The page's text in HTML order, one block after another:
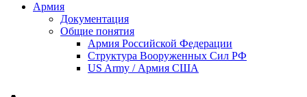
Армия
Документация
Общие понятия
Армия Российской Федерации
Структура Вооруженных Сил РФ
US Army / Армия США